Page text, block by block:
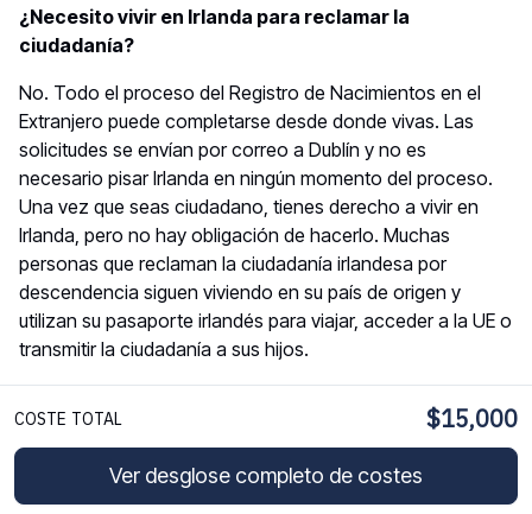
¿Necesito vivir en Irlanda para reclamar la
ciudadanía?
No. Todo el proceso del Registro de Nacimientos en el
Extranjero puede completarse desde donde vivas. Las
solicitudes se envían por correo a Dublín y no es
necesario pisar Irlanda en ningún momento del proceso.
Una vez que seas ciudadano, tienes derecho a vivir en
Irlanda, pero no hay obligación de hacerlo. Muchas
personas que reclaman la ciudadanía irlandesa por
descendencia siguen viviendo en su país de origen y
utilizan su pasaporte irlandés para viajar, acceder a la UE o
transmitir la ciudadanía a sus hijos.
destruidos o no se encuentran?
Esto ocurre más a menudo de lo que se espera,
especialmente en el caso de nacimientos en el siglo XIX y
COSTE TOTAL $15,000
Ver desglose completo de costes